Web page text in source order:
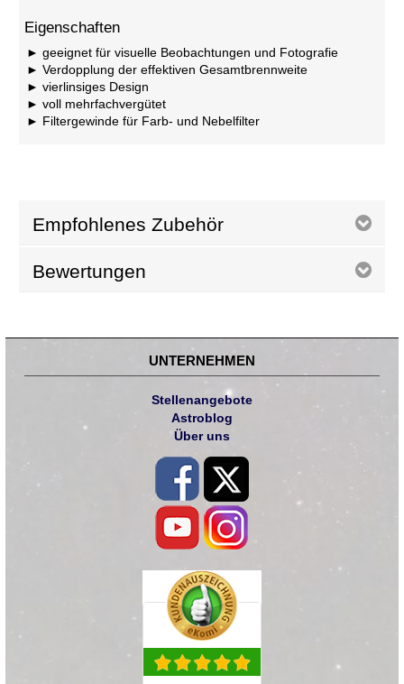
Eigenschaften
geeignet für visuelle Beobachtungen und Fotografie
Verdopplung der effektiven Gesamtbrennweite
vierlinsiges Design
voll mehrfachvergütet
Filtergewinde für Farb- und Nebelfilter
Empfohlenes Zubehör
Bewertungen
UNTERNEHMEN
Stellenangebote
Astroblog
Über uns